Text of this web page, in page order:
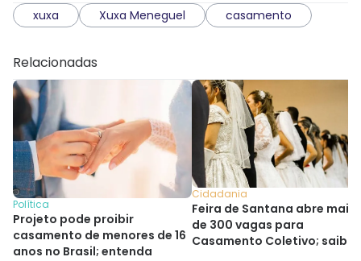
xuxa Xuxa Meneguel casamento
Relacionadas
Política
Projeto pode proibir
casamento de menores de 16
anos no Brasil; entenda
Cidadania
Feira de Santana abre mais
de 300 vagas para
Casamento Coletivo; saiba